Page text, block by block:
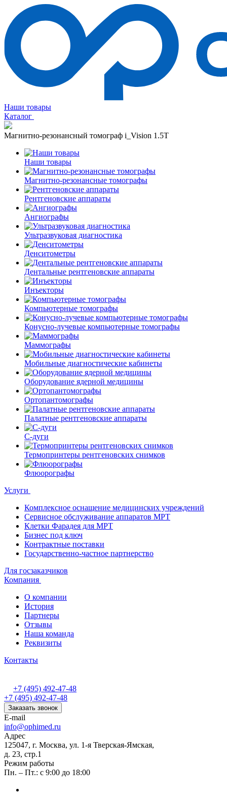
Наши товары
Каталог
Магнитно-резонансный томограф i_Vision 1.5T
Наши товары
Магнитно-резонансные томографы
Рентгеновские аппараты
Ангиографы
Ультразвуковая диагностика
Денситометры
Дентальные рентгеновские аппараты
Инъекторы
Компьютерные томографы
Конусно-лучевые компьютерные томографы
Маммографы
Мобильные диагностические кабинеты
Оборудование ядерной медицины
Ортопантомографы
Палатные рентгеновские аппараты
С-дуги
Термопринтеры рентгеновских снимков
Флюорографы
Услуги
Комплексное оснащение медицинских учреждений
Сервисное обслуживание аппаратов МРТ
Клетки Фарадея для МРТ
Бизнес под ключ
Контрактные поставки
Государственно-частное партнерство
Для госзаказчиков
Компания
О компании
История
Партнеры
Отзывы
Наша команда
Реквизиты
Контакты
+7 (495) 492-47-48
+7 (495) 492-47-48
Заказать звонок
E-mail
info@ophimed.ru
Адрес
125047, г. Москва, ул. 1-я Тверская-Ямская,
д. 23, стр.1
Режим работы
Пн. – Пт.: с 9:00 до 18:00